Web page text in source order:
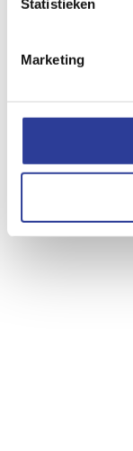
Statistieken
Marketing